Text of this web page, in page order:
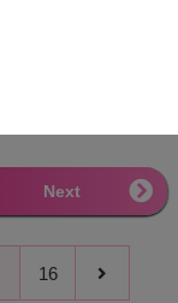
Next
16